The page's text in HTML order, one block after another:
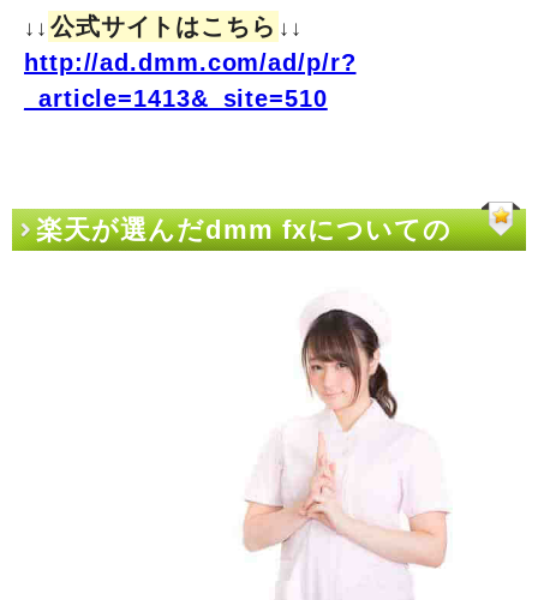
↓↓ 公式サイトはこちら ↓↓
http://ad.dmm.com/ad/p/r?
_article=1413&_site=510
楽天が選んだdmm fxについての